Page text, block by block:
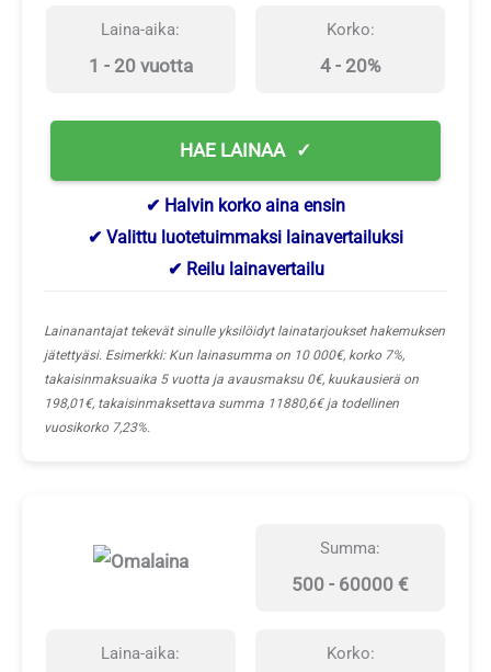
Laina-aika:
1 - 20 vuotta
Korko:
4 - 20%
HAE LAINAA
✔ Halvin korko aina ensin
✔ Valittu luotetuimmaksi lainavertailuksi
✔ Reilu lainavertailu
Lainanantajat tekevät sinulle yksilöidyt lainatarjoukset hakemuksen
jätettyäsi. Esimerkki: Kun lainasumma on 10 000€, korko 7%,
takaisinmaksuaika 5 vuotta ja avausmaksu 0€, kuukausierä on
198,01€, takaisinmaksettava summa 11880,6€ ja todellinen
vuosikorko 7,23%.
Summa:
500 - 60000 €
Laina-aika: Korko: